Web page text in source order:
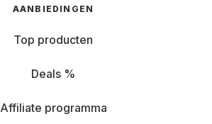
AANBIEDINGEN
Top producten
Deals %
Affiliate programma